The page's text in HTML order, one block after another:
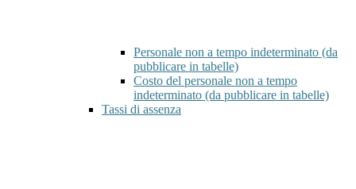
Personale non a tempo indeterminato (da
pubblicare in tabelle)
Costo del personale non a tempo
indeterminato (da pubblicare in tabelle)
Tassi di assenza